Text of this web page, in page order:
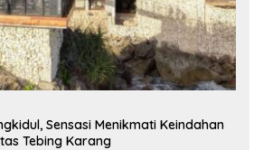
Sensasi Menikmati Keindahan
Tebing Karang